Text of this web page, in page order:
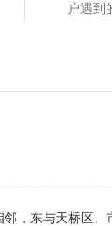
户遇到
，东与天桥区、